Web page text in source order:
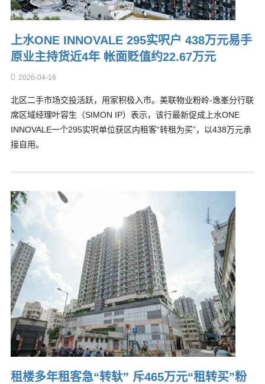
上水ONE INNOVALE 295实呎户 438万元易手
原业主持货近4年 帐面贬值约22.67万元
2026-04-16
北区二手市场交投活跃，用家积极入市。美联物业粉岭-逸峯分行联
席区域经理叶容生（SIMON IP）表示，该行最新促成上水ONE
INNOVALE一个295实呎单位获区内租客“转租为买”，以438万元承
接自用。
租楼多年租客急“转轪” 斥465万元“租转买”粉